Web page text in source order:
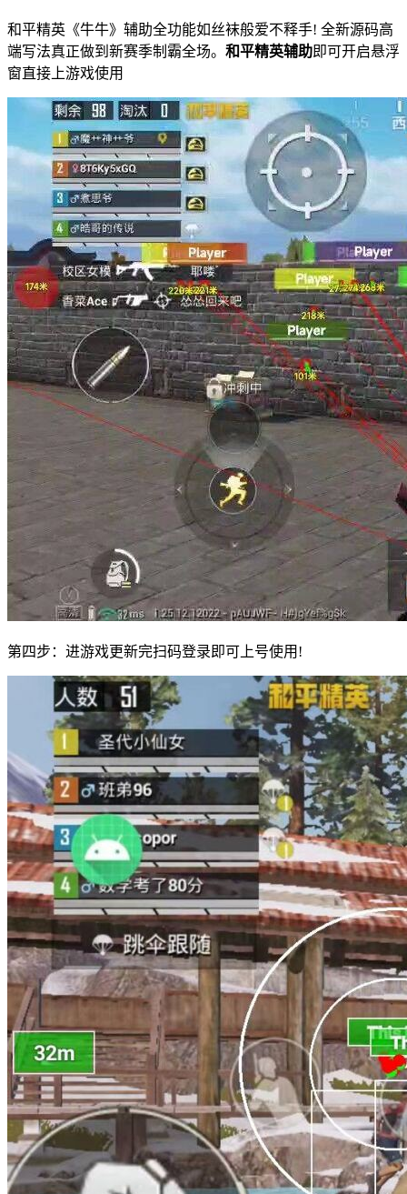
和平精英《牛牛》辅助全功能如丝袜般爱不释手! 全新源码高
端写法真正做到新赛季制霸全场。 和平精英辅助即可开启悬浮
窗直接上游戏使用
第四步：进游戏更新完扫码登录即可上号使用!